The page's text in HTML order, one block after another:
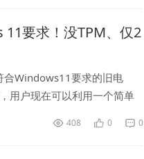
要求！没TPM、仅2
合Windows11要求的旧电
用户现在可以利用一个简单
旧PC升级...
408 0 0